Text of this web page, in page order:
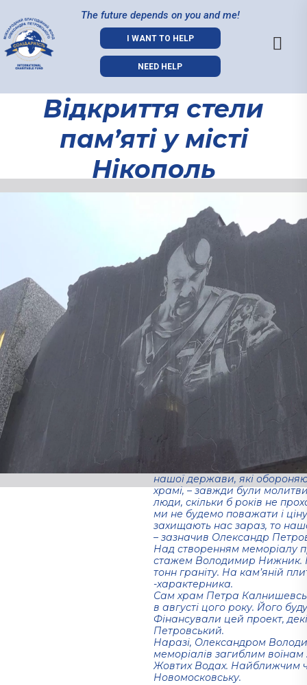
The future depends on you and me!
I WANT TO HELP
NEED HELP
Відкриття стели
пам’яті у місті
Нікополь
Відкриття
стели пам’яті
у місті
Нікополь
08.11.2021
У Нікополі відкрили
Гранітний пам’ятник
території храму святого
Православної церкви
Відкриття меморіалу
Православної Церкви
почали служити саме
На освячення меморіалу
захисників, ветерани АТО,
учні Недільної школи. Цей
фінансової підтримки
Олександра Петровського
“Хотілось би, щоб у цьому
нашої держави, які
храмі, – завжди були
люди, скільки б років не
ми не будемо поважати і
захищають нас зараз, то
– зазначив Олександр
Над створенням меморіалу
стажем Володимир Нижник.
тонн граніту. На кам’яній
-характерника.
Сам храм Петра
в августі цого року. Його
Фінансували цей проект,
Петровський.
Наразі, Олександром
меморіалів загиблим воїнам
Жовтих Водах. Найближчим
Новомосковську.